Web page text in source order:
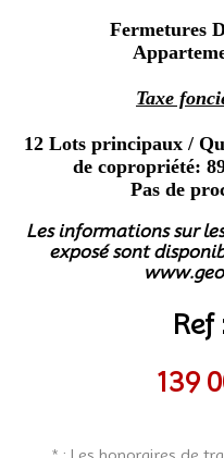
Fermetures
Taxe
12 Lots principaux /
de copropriété:
Pas de
Les informations sur
exposé sont
139